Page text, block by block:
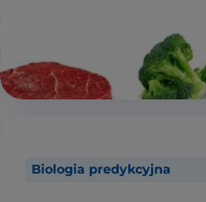
Biologia predykcyjna